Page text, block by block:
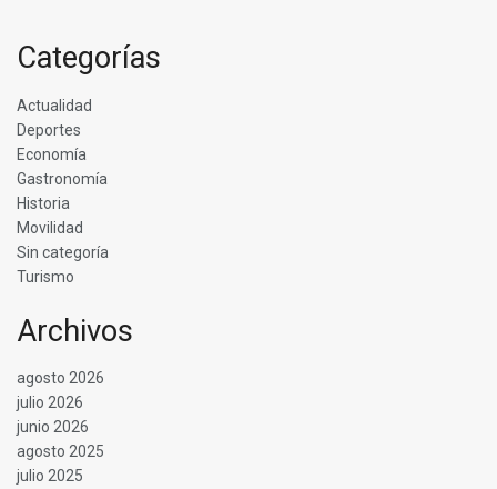
Categorías
Actualidad
Deportes
Economía
Gastronomía
Historia
Movilidad
Sin categoría
Turismo
Archivos
agosto 2026
julio 2026
junio 2026
agosto 2025
julio 2025